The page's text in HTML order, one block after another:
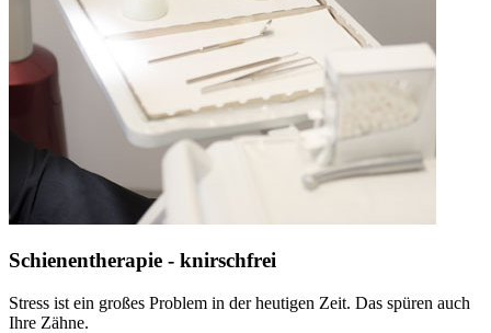
Schienentherapie - knirschfrei
Stress ist ein großes Problem in der heutigen Zeit. Das spüren auch
Ihre Zähne.